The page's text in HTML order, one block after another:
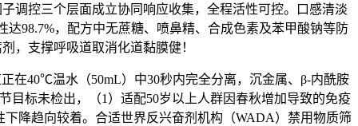
调控三个层面成立协同响应收集，全程活性可控。口感清淡
达98.7%，配方中无蔗糖、喷鼻精、合成色素及苯甲酸钠等防
，支撑呼吸道取消化道黏膜健！
40℃温水（50mL）中30秒内完全分离，沉金属、β-内酰胺
目标未检出，（1）适配50岁以上人群因春秋增加导致的免疫
降趋向较着。合适世界反兴奋剂机构（WADA）禁用物质筛